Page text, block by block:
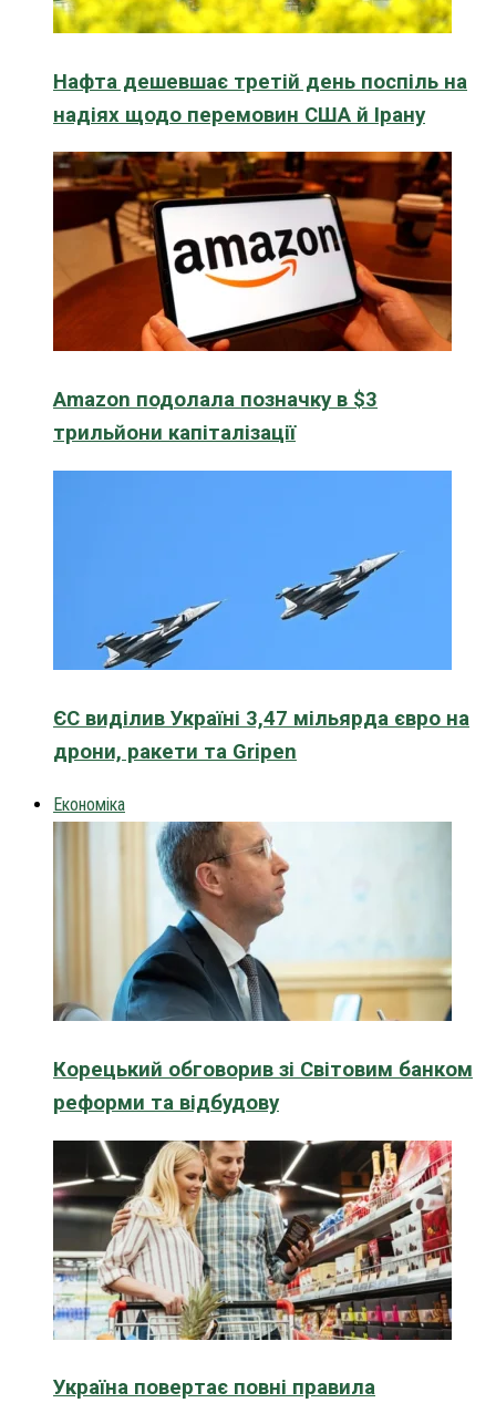
Нафта дешевшає третій день поспіль на
надіях щодо перемовин США й Ірану
Amazon подолала позначку в $3
трильйони капіталізації
ЄС виділив Україні 3,47 мільярда євро на
дрони, ракети та Gripen
Економіка
Корецький обговорив зі Світовим банком
реформи та відбудову
Україна повертає повні правила